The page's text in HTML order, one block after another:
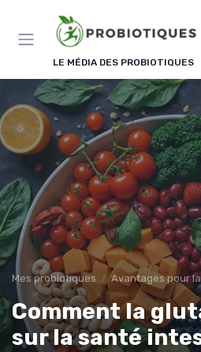
LE MÉDIA DES PROBIOTIQUES
Mes probiotiques Avantages pour
Comment la
sur la santé